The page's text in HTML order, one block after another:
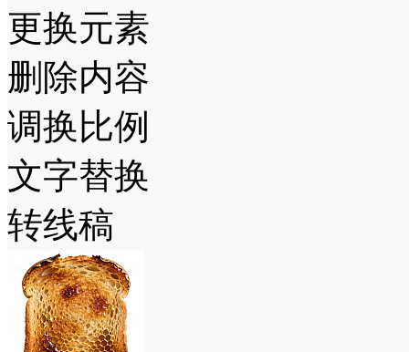
更换元素
删除内容
调换比例
文字替换
转线稿